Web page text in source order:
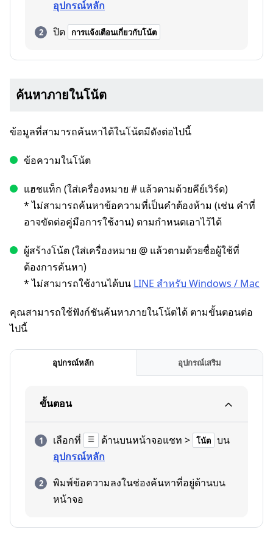
อุปกรณ์หลัก
ปิด การแจ้งเตือนเกี่ยวกับโน้ต
ค้นหาภายในโน้ต
ข้อมูลที่สามารถค้นหาได้ในโน้ตมีดังต่อไปนี้
ข้อความในโน้ต
แฮชแท็ก (ใส่เครื่องหมาย # แล้วตามด้วยคีย์เวิร์ด)
* ไม่สามารถค้นหาข้อความที่เป็นคำต้องห้าม (เช่น คำที่
อาจขัดต่อคู่มือการใช้งาน) ตามกำหนดเอาไว้ได้
ผู้สร้างโน้ต (ใส่เครื่องหมาย @ แล้วตามด้วยชื่อผู้ใช้ที่
ต้องการค้นหา)
* ไม่สามารถใช้งานได้บน LINE สำหรับ Windows / Mac
คุณสามารถใช้ฟังก์ชันค้นหาภายในโน้ตได้ ตามขั้นตอนต่อ
ไปนี้
อุปกรณ์หลัก อุปกรณ์เสริม
ขั้นตอน
เลือกที่ ด้านบนหน้าจอแชท > โน้ต บน
อุปกรณ์หลัก
พิมพ์ข้อความลงในช่องค้นหาที่อยู่ด้านบน
หน้าจอ